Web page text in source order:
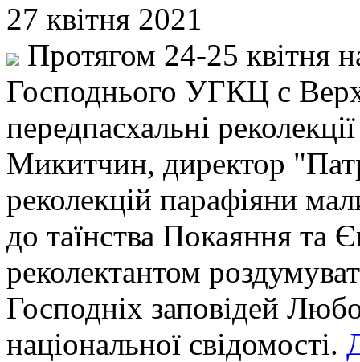
27 квітня 2021
Протягом 24-25 квітня
Господнього УГКЦ с
передпасхальні
Микитчин, директор
реколекцій парафіяни
до таїнства Покаяння та
реколектантом
Господніх заповідей
національної свідомості.